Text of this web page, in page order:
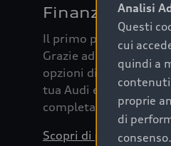
Finanziare la
Il primo passo verso
Grazie ad Audi
opzioni di acquisto.
tua Audi e, al termine
completare
Scopri di più
Analisi
Questi
cui
quindi a
proprie
di
consenso.